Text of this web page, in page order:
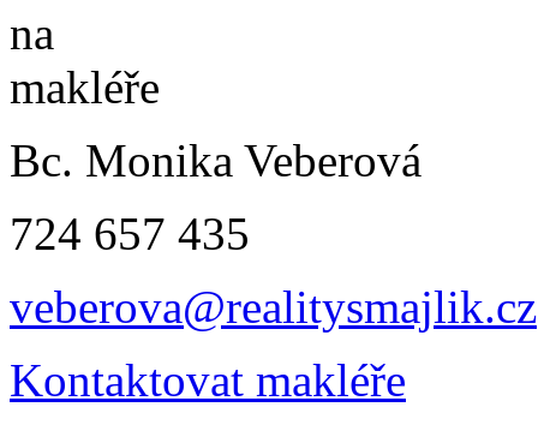
Bc. Monika Veberová
724 657 435
veberova@realitysmajlik.cz
Kontaktovat makléře